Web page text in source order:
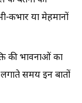
कभार या मेहमानों
की भावनाओं का
समय इन बातों